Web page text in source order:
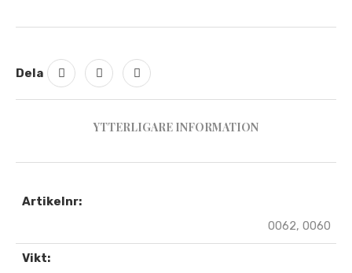
Dela
YTTERLIGARE INFORMATION
Artikelnr:
0062, 0060
Vikt: